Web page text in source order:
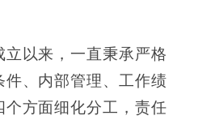
立以来，一直秉承严格
件、内部管理、工作绩
个方面细化分工，责任